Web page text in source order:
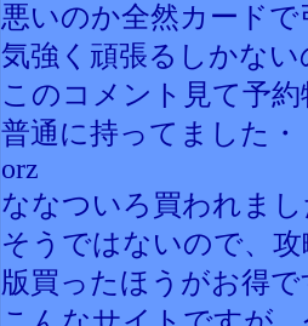
悪いのか全然カード
気強く頑張るしかない
このコメント見て予
普通に持ってました
orz
ななついろ買われま
そうではないので、
版買ったほうがお得